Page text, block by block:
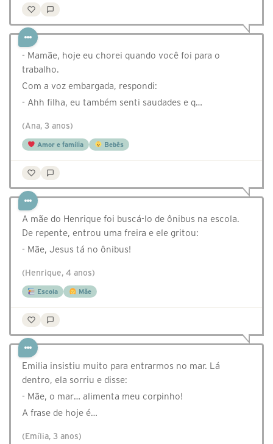
- Mamãe, hoje eu chorei quando você foi para o
trabalho.
Com a voz embargada, respondi:
- Ahh filha, eu também senti saudades e q…
(Ana, 3 anos)
Amor e família Bebês
A mãe do Henrique foi buscá-lo de ônibus na escola.
De repente, entrou uma freira e ele gritou:
- Mãe, Jesus tá no ônibus!
(Henrique, 4 anos)
Escola Mãe
Emilia insistiu muito para entrarmos no mar. Lá
dentro, ela sorriu e disse:
- Mãe, o mar… alimenta meu corpinho!
A frase de hoje é…
(Emília, 3 anos)